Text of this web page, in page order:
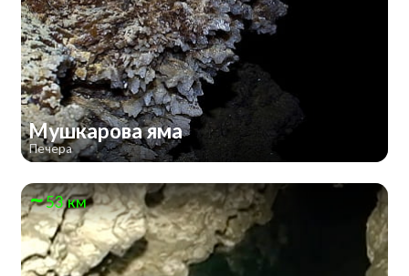
Мушкарова яма
Печера
53 км